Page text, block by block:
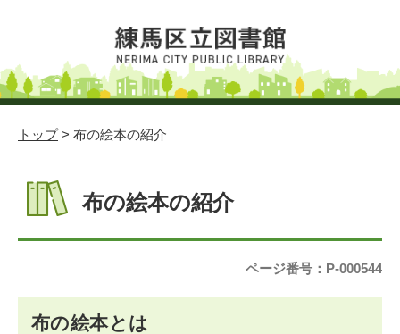
トップ> 布の絵本の紹介
布の絵本の紹介
ページ番号：P-000544
布の絵本とは